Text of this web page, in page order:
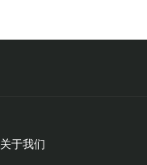
关于我们